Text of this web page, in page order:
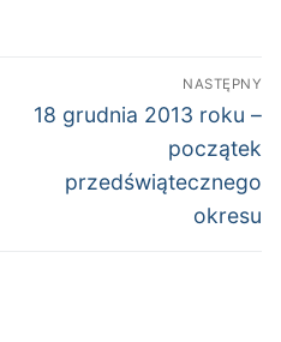
NASTĘPNY
Następny
18 grudnia 2013 roku –
początek
przedświątecznego
okresu